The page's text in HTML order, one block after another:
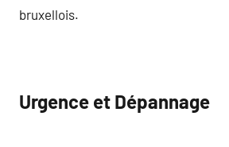
bruxellois.
Urgence et Dépannage